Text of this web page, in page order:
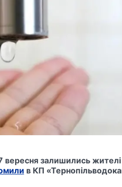
вересня залишились
в КП